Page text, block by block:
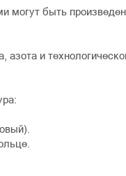
могут быть
азота и